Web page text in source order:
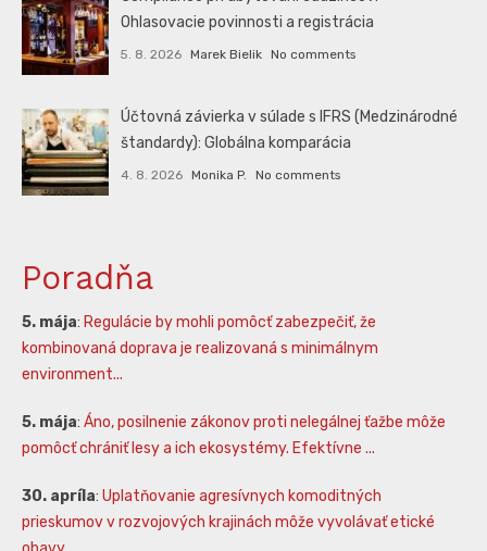
Ohlasovacie povinnosti a registrácia
5. 8. 2026 Marek Bielik No comments
Účtovná závierka v súlade s IFRS (Medzinárodné
štandardy): Globálna komparácia
4. 8. 2026 Monika P. No comments
Poradňa
5. mája: Regulácie by mohli pomôcť zabezpečiť, že
kombinovaná doprava je realizovaná s minimálnym
environment...
5. mája: Áno, posilnenie zákonov proti nelegálnej ťažbe môže
pomôcť chrániť lesy a ich ekosystémy. Efektívne ...
30. apríla: Uplatňovanie agresívnych komoditných
prieskumov v rozvojových krajinách môže vyvolávať etické